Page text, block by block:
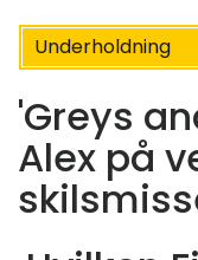
Underholdning
'Greys
Alex på